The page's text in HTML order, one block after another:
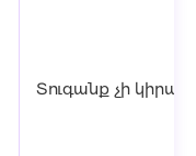
Տուգանք չի